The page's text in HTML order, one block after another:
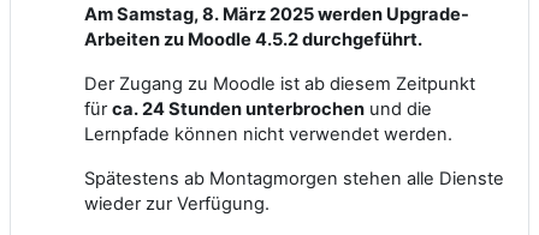
Am Samstag, 8. März 2025 werden Upgrade-
Arbeiten zu Moodle 4.5.2 durchgeführt.
Der Zugang zu Moodle ist ab diesem Zeitpunkt
für ca. 24 Stunden unterbrochen und die
Lernpfade können nicht verwendet werden.
Spätestens ab Montagmorgen stehen alle Dienste
wieder zur Verfügung.